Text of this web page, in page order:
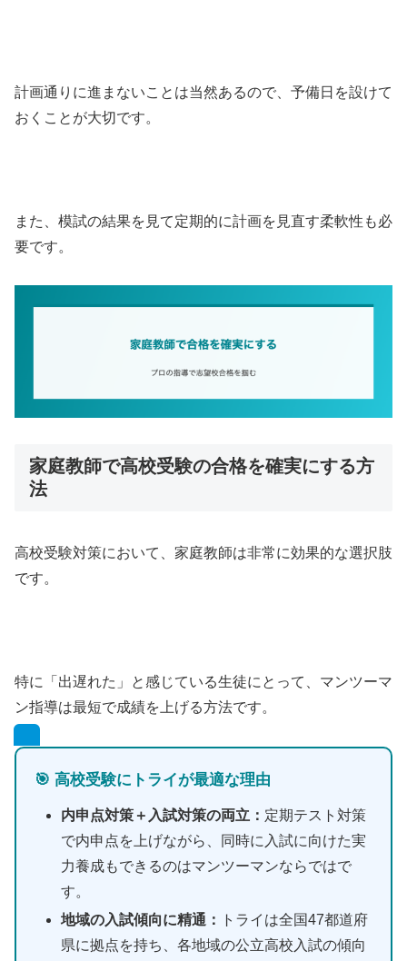
計画通りに進まないことは当然あるので、予備日を設けて
おくことが大切です。
また、模試の結果を見て定期的に計画を見直す柔軟性も必
要です。
家庭教師で高校受験の合格を確実にする方
法
高校受験対策において、家庭教師は非常に効果的な選択肢
です。
特に「出遅れた」と感じている生徒にとって、マンツーマ
ン指導は最短で成績を上げる方法です。
🎯 高校受験にトライが最適な理由
内申点対策＋入試対策の両立： 定期テスト対策
で内申点を上げながら、同時に入試に向けた実
力養成もできるのはマンツーマンならではで
す。
地域の入試傾向に精通：
トライは全国47都道府
県に拠点を持ち、各地域の公立高校入試の傾向